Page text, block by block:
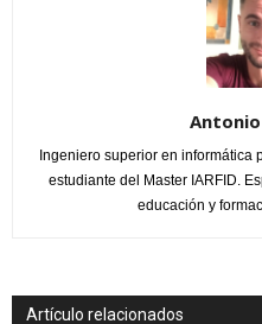
Antonio
Ingeniero superior en informática
estudiante del Master IARFID.
educación y
Artículo relacionados